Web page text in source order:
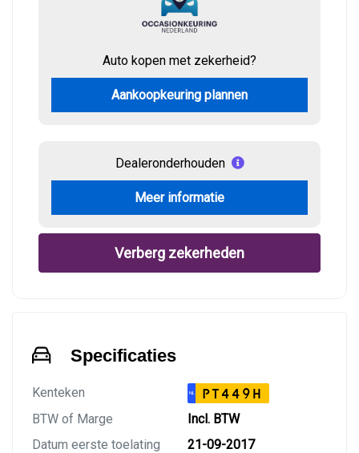
Auto kopen met zekerheid?
Aankoopkeuring plannen
Dealeronderhouden
Meer informatie
Verberg zekerheden
Specificaties
Kenteken NL PT449H
BTW of Marge
Incl. BTW
Datum eerste toelating
21-09-2017